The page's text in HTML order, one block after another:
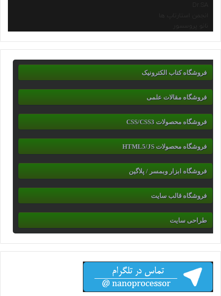
انجمن استارتاپ ها
نانو پروسسور
فروشگاه کتاب الکترونیک
فروشگاه مقالات علمی
فروشگاه محصولات CSS/CSS3
فروشگاه محصولات HTML5/JS
فروشگاه ابزار وبمسر / پلاگین
فروشگاه قالب سایت
طراحی سایت